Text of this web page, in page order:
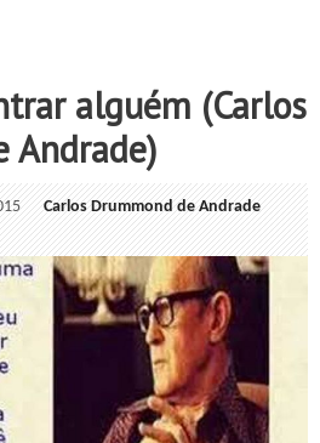
alguém (Carlos
Andrade)
Carlos Drummond de Andrade